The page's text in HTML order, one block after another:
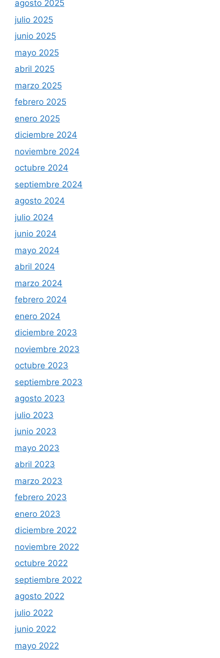
agosto 2025
julio 2025
junio 2025
mayo 2025
abril 2025
marzo 2025
febrero 2025
enero 2025
diciembre 2024
noviembre 2024
octubre 2024
septiembre 2024
agosto 2024
julio 2024
junio 2024
mayo 2024
abril 2024
marzo 2024
febrero 2024
enero 2024
diciembre 2023
noviembre 2023
octubre 2023
septiembre 2023
agosto 2023
julio 2023
junio 2023
mayo 2023
abril 2023
marzo 2023
febrero 2023
enero 2023
diciembre 2022
noviembre 2022
octubre 2022
septiembre 2022
agosto 2022
julio 2022
junio 2022
mayo 2022